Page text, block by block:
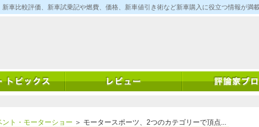
車比較評価、新車試乗記や燃費、価格、新車値引き術など新車購入に役立つ情報が満
ント・モーターショー ＞ モータースポーツ、2つのカテゴリーで頂点...